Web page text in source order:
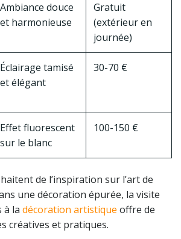
Ambiance douce
et harmonieuse
Gratuit
(extérieur en
journée)
Éclairage tamisé
et élégant
30-70 €
Effet fluorescent
sur le blanc
100-150 €
de l’inspiration sur l’art de
une décoration épurée, la visite
à la décoration artistique offre de
créatives et pratiques.